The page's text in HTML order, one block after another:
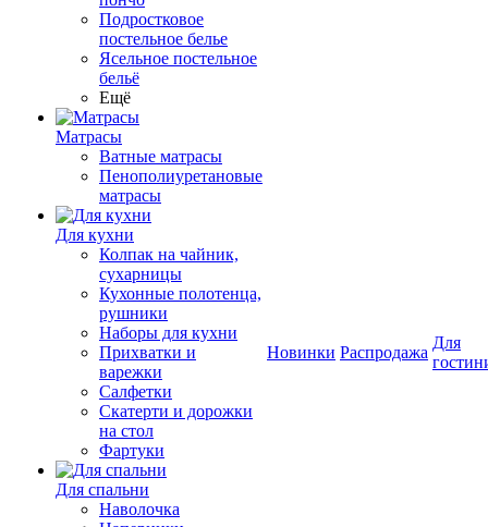
Подростковое
постельное белье
Ясельное постельное
бельё
Ещё
Матрасы
Ватные матрасы
Пенополиуретановые
матрасы
Для кухни
Колпак на чайник,
сухарницы
Кухонные полотенца,
рушники
Наборы для кухни
Прихватки и
варежки
Салфетки
Скатерти и дорожки
на стол
Фартуки
Для спальни
Наволочка
Новинки Распродажа
Для